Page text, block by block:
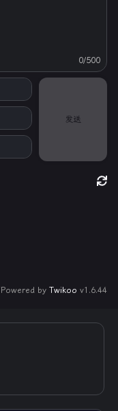
0/500
发送
Powered by Twikoo v1.6.44